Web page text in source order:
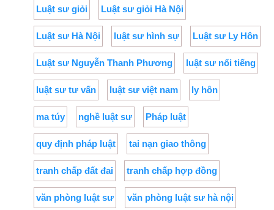
Luật sư giỏi Luật sư giỏi Hà Nội
Luật sư Hà Nội luật sư hình sự Luật sư Ly Hôn
Luật sư Nguyễn Thanh Phương luật sư nổi tiếng
luật sư tư vấn luật sư việt nam ly hôn
ma túy nghề luật sư Pháp luật
quy định pháp luật tai nạn giao thông
tranh chấp đất đai tranh chấp hợp đồng
văn phòng luật sư văn phòng luật sư hà nội